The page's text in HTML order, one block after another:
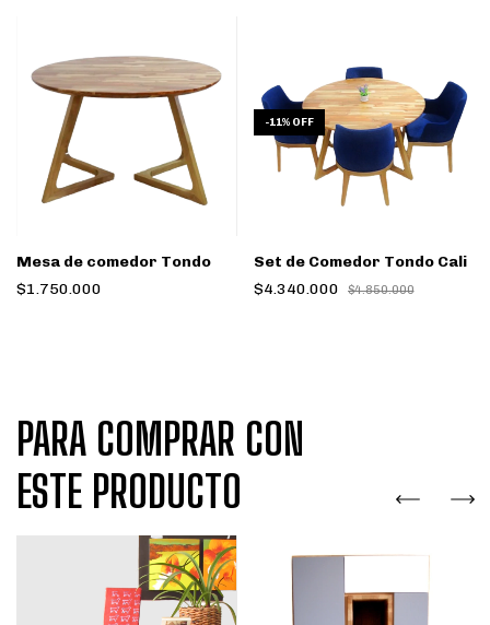
Mesa de comedor Tondo
$1.750.000
-11% OFF
Set de Comedor Tondo Cali
$4.340.000
$4.850.000
PARA COMPRAR CON
ESTE PRODUCTO